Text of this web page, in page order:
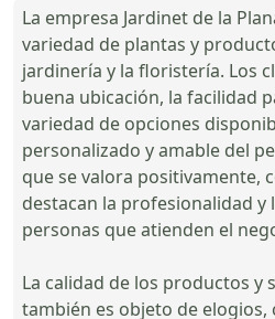
La empresa Jardinet de la
variedad de plantas y
jardinería y la floristería. Los
buena ubicación, la facilidad
variedad de opciones
personalizado y amable del
que se valora positivamente,
destacan la profesionalidad y
personas que atienden el
La calidad de los productos y
también es objeto de elogios,